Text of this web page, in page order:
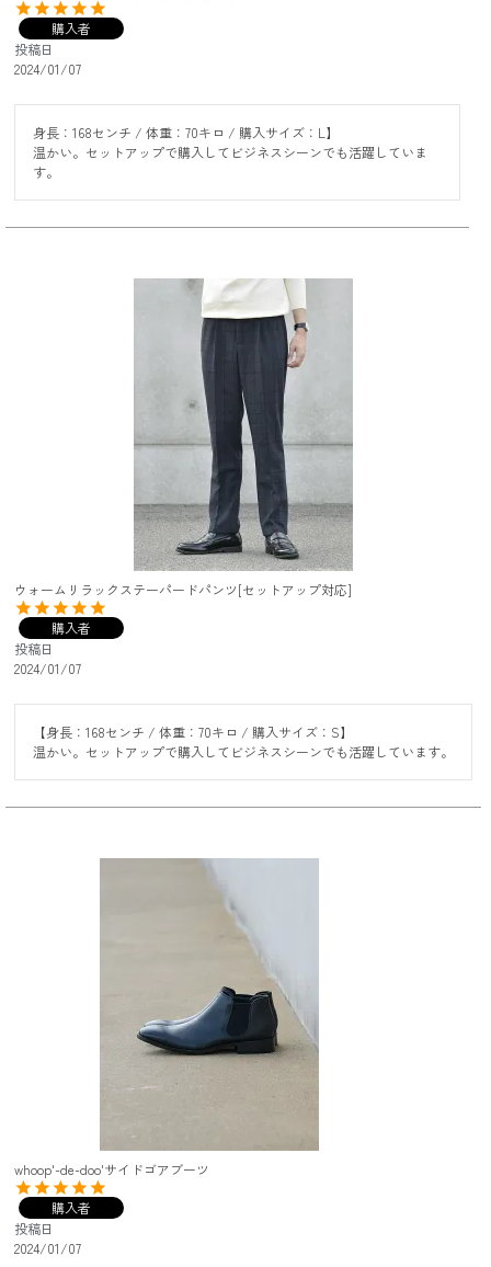
購入者
投稿日
2024/01/07
身長：168センチ / 体重：70キロ / 購入サイズ：L】
温かい。セットアップで購入してビジネスシーンでも活躍していま
す。
ウォームリラックステーパードパンツ[セットアップ対応]
購入者
投稿日
2024/01/07
【身長：168センチ / 体重：70キロ / 購入サイズ：S】
温かい。セットアップで購入してビジネスシーンでも活躍しています。
whoop'-de-doo'サイドゴアブーツ
購入者
投稿日
2024/01/07